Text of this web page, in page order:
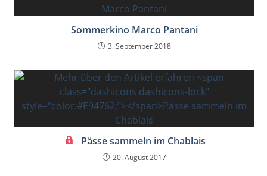
Sommerkino Marco Pantani
3. September 2018
Pässe sammeln im Chablais
20. August 2017